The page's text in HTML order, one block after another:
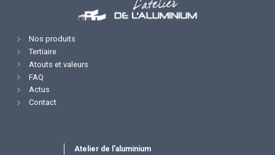
Nos produits
Tertiaire
Atouts et valeurs
FAQ
Actus
Contact
Atelier de l’aluminium